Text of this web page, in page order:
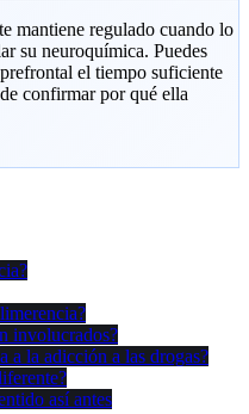
mantiene regulado cuando lo
su neuroquímica. Puedes
el tiempo suficiente
confirmar por qué ella
involucrados?
a la adicción a las drogas?
así antes